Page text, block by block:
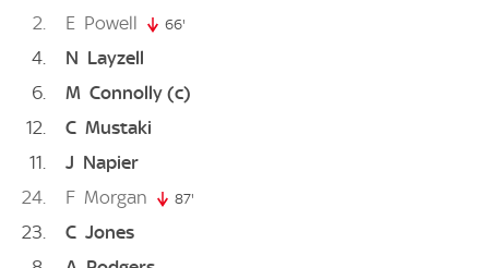
2 E Powell 66'
4 N Layzell
6
M Connolly (c)
12
C Mustaki
11
J Napier
24
F Morgan 87'
23 C Jones